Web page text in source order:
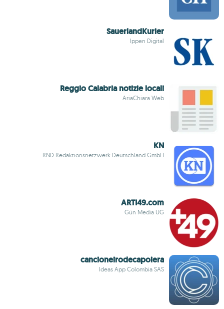
SauerlandKurier
Ippen Digital
Reggio Calabria notizie locali
AriaChiara Web
KN
RND Redaktionsnetzwerk Deutschland GmbH
ARTI49.com
Gün Media UG
cancioneirodecapoiera
Ideas App Colombia SAS